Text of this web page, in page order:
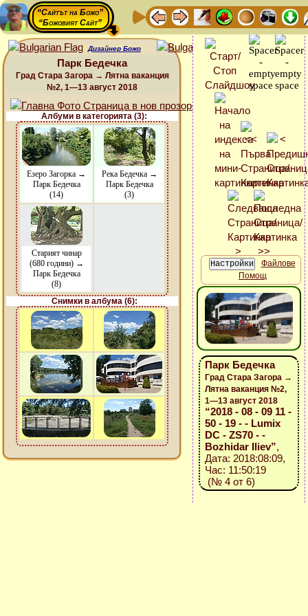
“Сайтът на Божо”
“Божовият Сайт”
Дизайнер Божо
Парк Бедечка
Град Стара Загора → Лятна ваканция
№2, 1—13 август 2018
Албуми в категорията (3):
Езеро Загорка →
Парк Бедечка
(14)
Река Бедечка →
Парк Бедечка
(3)
Старият чинар
(680 години) →
Парк Бедечка
(8)
Снимки в албума (6):
Файлове
Помощ
Парк Бедечка
Град Стара Загора →
Лятна ваканция №2,
1—13 август 2018
“2018 - 08 - 09 11 -
50 - 19 - - Lumix
DC - ZS70 - -
Bozhidar Iliev”,
Дата: 2018:08:09,
Час: 11:50:19
(№ 4 от 6)